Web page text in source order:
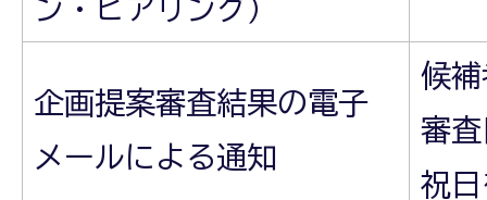
ン・ヒアリング）
企画提案審査結果の電子
メールによる通知
候
審
祝